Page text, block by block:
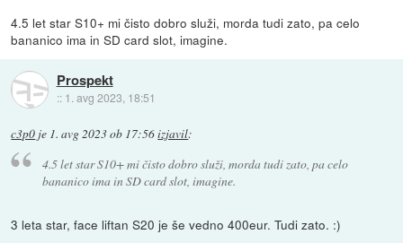
4.5 let star S10+ mi čisto dobro služi, morda tudi zato, pa celo
bananico ima in SD card slot, imagine.
Prospekt
:: 1. avg 2023, 18:51
c3p0 je 1. avg 2023 ob 17:56izjavil:
4.5 let star S10+ mi čisto dobro služi, morda tudi zato, pa celo
bananico ima in SD card slot, imagine.
3 leta star, face liftan S20 je še vedno 400eur. Tudi zato. :)